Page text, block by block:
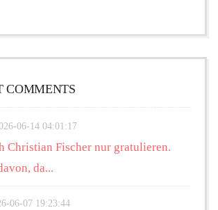
COMMENTS
06-14 04:01:17
Christian Fischer nur gratulieren.
da...
06-07 19:23:44